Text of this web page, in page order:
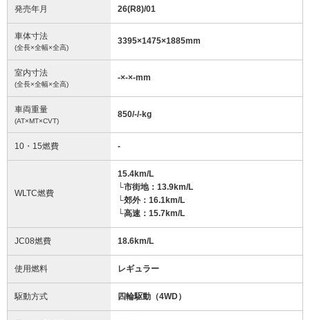
発売年月 26(R8)/01
車体寸法
(全長×全幅×全高)
3395×1475×1885mm
室内寸法
(全長×全幅×全高)
-×-×-mm
車両重量
(AT×MT×CVT)
850/-/-kg
10・15燃費 -
WLTC燃費
15.4km/L
└市街地：13.9km/L
└郊外：16.1km/L
└高速：15.7km/L
JC08燃費 18.6km/L
使用燃料 レギュラー
駆動方式 四輪駆動（4WD）